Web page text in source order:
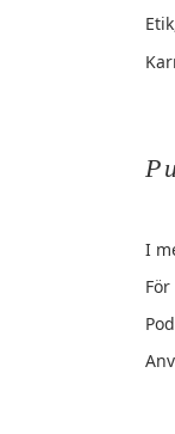
I
För